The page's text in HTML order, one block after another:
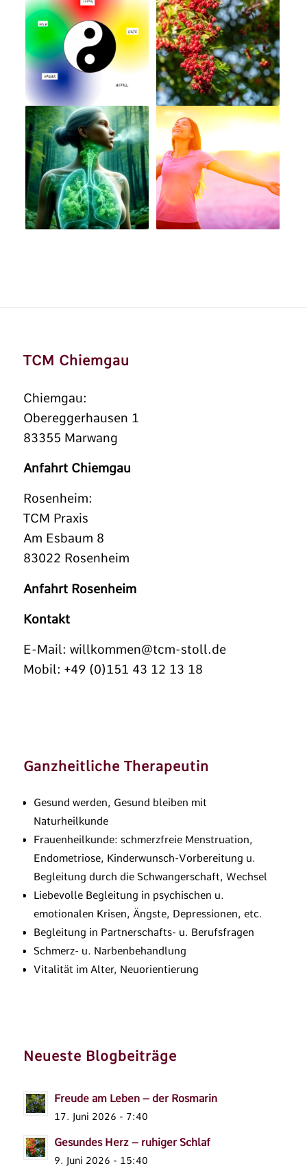
TCM Chiemgau
Chiemgau:
Obereggerhausen 1
83355 Marwang
Anfahrt Chiemgau
Rosenheim:
TCM Praxis
Am Esbaum 8
83022 Rosenheim
Anfahrt Rosenheim
Kontakt
E-Mail: willkommen@tcm-stoll.de
Mobil: +49 (0)151 43 12 13 18
Ganzheitliche Therapeutin
Gesund werden, Gesund bleiben mit
Naturheilkunde
Frauenheilkunde: schmerzfreie Menstruation,
Endometriose, Kinderwunsch-Vorbereitung u.
Begleitung durch die Schwangerschaft, Wechsel
Liebevolle Begleitung in psychischen u.
emotionalen Krisen, Ängste, Depressionen, etc.
Begleitung in Partnerschafts- u. Berufsfragen
Schmerz- u. Narbenbehandlung
Vitalität im Alter, Neuorientierung
Neueste Blogbeiträge
Freude am Leben – der Rosmarin
17. Juni 2026 - 7:40
Gesundes Herz – ruhiger Schlaf
9. Juni 2026 - 15:40